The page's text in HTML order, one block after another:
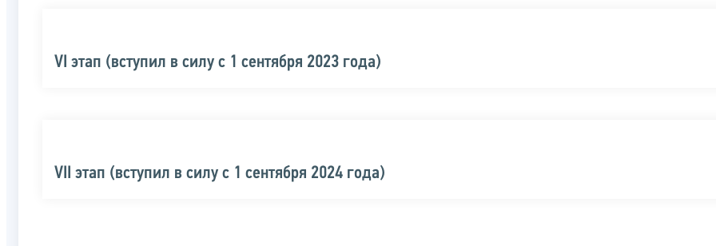
VI этап (вступил в силу с 1 сентября 2023 года)
VII этап (вступил в силу с 1 сентября 2024 года)